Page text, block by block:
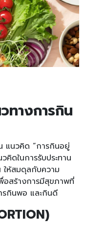
ทางการกิน
แนวคิด “การกินอยู่
ดในการรับประทาน
ให้สมดุลกับความ
อสร้างการมีสุขภาพที่
กินพอ และกินดี